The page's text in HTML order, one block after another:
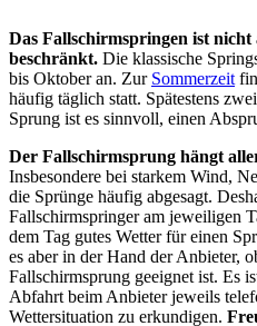
Das Fallschirmspringen ist nicht
beschränkt. Die klassische
bis Oktober an. Zur Sommerzeit
häufig täglich statt. Spätestens
Sprung ist es sinnvoll, einen
Der Fallschirmsprung hängt
Insbesondere bei starkem Wind,
die Sprünge häufig abgesagt.
Fallschirmspringer am jeweiligen
dem Tag gutes Wetter für einen
es aber in der Hand der Anbieter,
Fallschirmsprung geeignet ist. Es
Abfahrt beim Anbieter jeweils
Wettersituation zu erkundigen.